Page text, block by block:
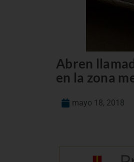
Abren
en la zona
mayo 18, 2018